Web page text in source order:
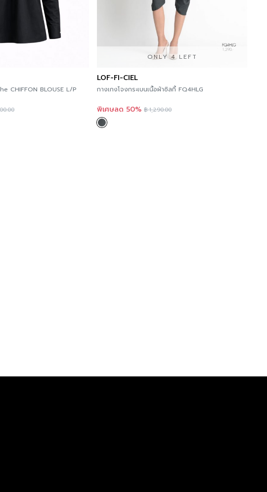
BLOUSE L/P
ONLY 4 LEFT
LOF-FI-CIEL
กางเกงโจงกระเบนเนื้อผ้าซิลกี้ FQ4HLG
พิเศษลด 50% ฿1,290.00